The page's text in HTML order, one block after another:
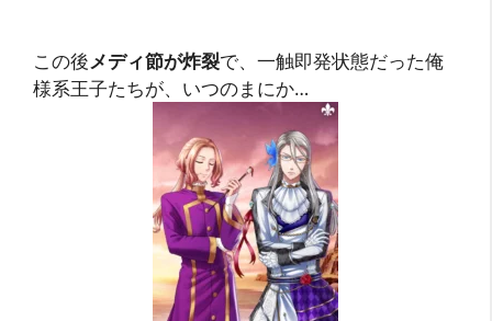
この後メディ節が炸裂で、一触即発状態だった俺
様系王子たちが、いつのまにか…